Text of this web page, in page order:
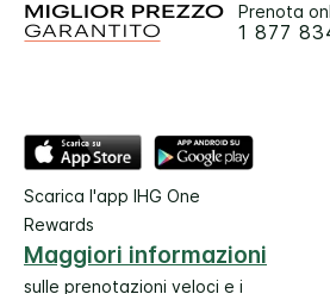
Prenota
1 877
Scarica l'app IHG One
Rewards
Maggiori informazioni
sulle prenotazioni veloci e i